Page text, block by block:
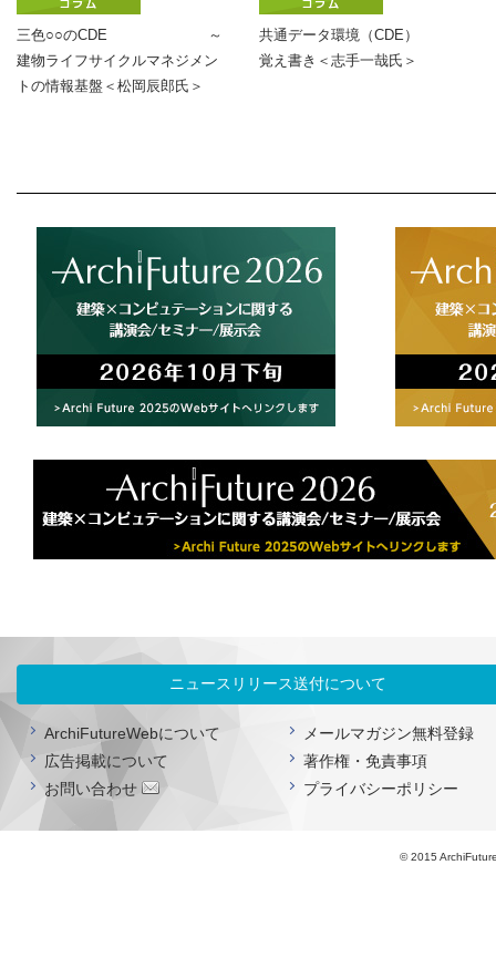
三色○○のCDE ～
建物ライフサイクルマネジメン
トの情報基盤＜松岡⾠郎氏＞
共通データ環境（CDE）
覚え書き＜志手一哉氏＞
ニュースリリース送付について
ArchiFutureWebについて
広告掲載について
お問い合わせ
メールマガジン無料登録
著作権・免責事項
プライバシーポリシー
© 2015